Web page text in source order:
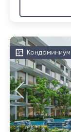
Кондоминиум